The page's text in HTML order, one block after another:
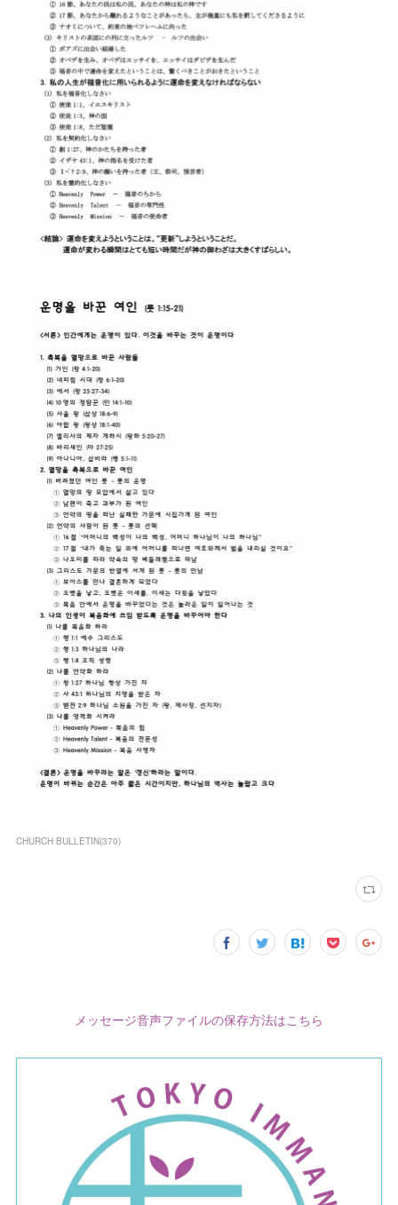
CHURCH BULLETIN(370)
メッセージ音声ファイルの保存方法はこちら